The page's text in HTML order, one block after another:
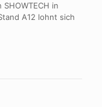
in
A12 lohnt sich